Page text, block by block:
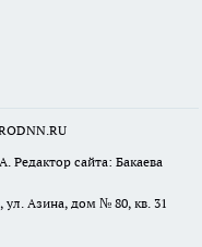
Редактор сайта: Бакаева
ул. Азина, дом № 80, кв. 31